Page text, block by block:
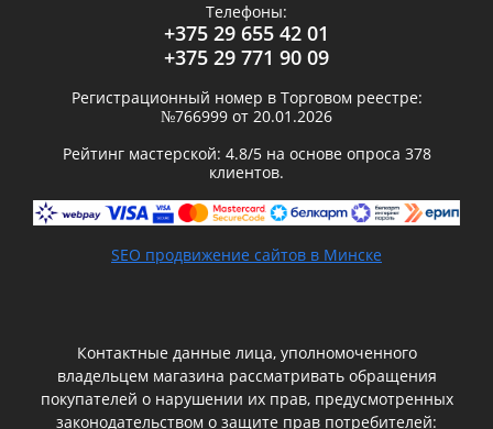
Телефоны:
+375 29 655 42 01
+375 29 771 90 09
Регистрационный номер в Торговом реестре:
№766999 от 20.01.2026
Рейтинг мастерской: 4.8/5 на основе опроса 378
клиентов.
SEO продвижение сайтов в Минске
Контактные данные лица, уполномоченного
владельцем магазина рассматривать обращения
покупателей о нарушении их прав, предусмотренных
законодательством о защите прав потребителей: